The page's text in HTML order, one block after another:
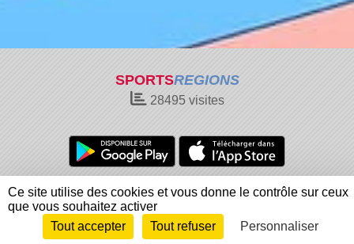
SPORTSREGIONS
28495visites
Charte cookies
Gestion des cookies
Informations légales
Signaler un contenu inapproprié
Envie de participer ?
Connexion
Ce site utilise des cookies et vous donne le contrôle sur ceux
que vous souhaitez activer
Tout accepter
Tout refuser Personnaliser